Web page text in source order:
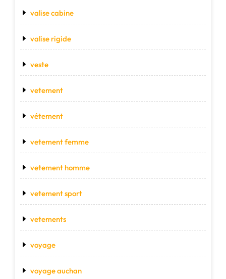
valise cabine
valise rigide
veste
vetement
vétement
vetement femme
vetement homme
vetement sport
vetements
voyage
voyage auchan